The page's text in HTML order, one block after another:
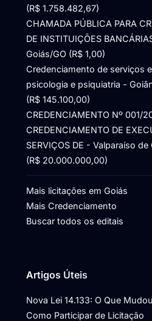
(R$ 1.758.482,67)
CHAMADA PÚBLICA PARA
DE INSTITUIÇÕES
Goiás/GO (R$ 1,00)
Credenciamento de serviços
psicologia e psiquiatria -
(R$ 145.100,00)
CREDENCIAMENTO Nº 001/
CREDENCIAMENTO DE
SERVIÇOS DE - Valparaíso de
(R$ 20.000.000,00)
Mais licitações em Goiás
Mais Credenciamento
Buscar todos os editais
Artigos Úteis
Nova Lei 14.133: O Que Mudou
Como Participar de Licitação